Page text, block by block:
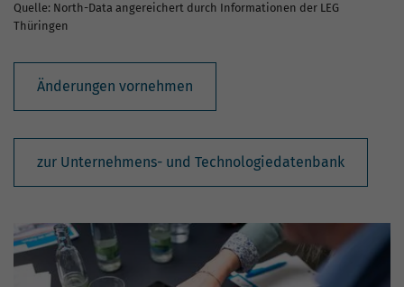
Quelle: North-Data angereichert durch Informationen der LEG
Thüringen
Änderungen vornehmen
zur Unternehmens- und Technologiedatenbank